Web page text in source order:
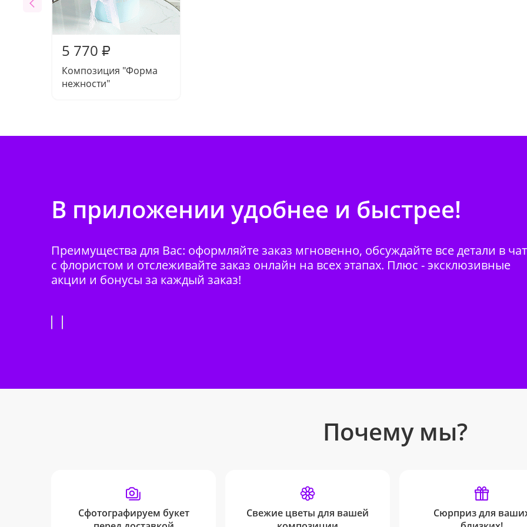
5 770 ₽
Композиция "Форма
нежности"
В приложении удобнее и быстрее!
Преимущества для Вас: оформляйте заказ мгновенно, обсуждайте все детали в
с флористом и отслеживайте заказ онлайн на всех этапах. Плюс - эксклюзивные
акции и бонусы за каждый заказ!
Почему мы?
Сфотографируем букет
Свежие цветы для вашей
Сюрприз для